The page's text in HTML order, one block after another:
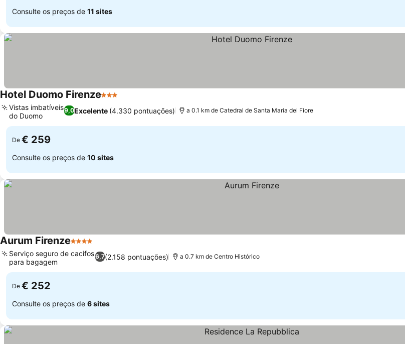
Consulte os preços de 11 sites
Hotel Duomo Firenze3 Estrelas
9,0Excelente (4.330 pontuações)
Vistas imbatíveis
do Duomo
a 0.1 km de Catedral de Santa Maria del Fiore
De € 259
Consulte os preços de 10 sites
Aurum Firenze4 Estrelas
6,7(2.158 pontuações)
Serviço seguro de cacifos
para bagagem
a 0.7 km de Centro Histórico
De € 252
Consulte os preços de 6 sites